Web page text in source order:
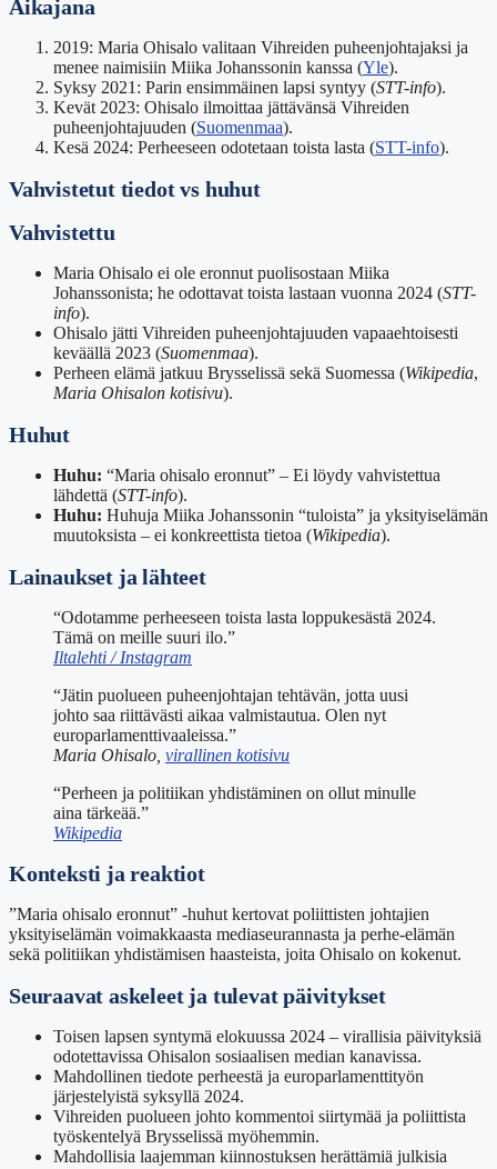
Aikajana
2019: Maria Ohisalo valitaan Vihreiden puheenjohtajaksi ja
menee naimisiin Miika Johanssonin kanssa (Yle).
Syksy 2021: Parin ensimmäinen lapsi syntyy (STT-info).
Kevät 2023: Ohisalo ilmoittaa jättävänsä Vihreiden
puheenjohtajuuden (Suomenmaa).
Kesä 2024: Perheeseen odotetaan toista lasta (STT-info).
Vahvistetut tiedot vs huhut
Vahvistettu
Maria Ohisalo ei ole eronnut puolisostaan Miika
Johanssonista; he odottavat toista lastaan vuonna 2024 (STT-
info).
Ohisalo jätti Vihreiden puheenjohtajuuden vapaaehtoisesti
keväällä 2023 (Suomenmaa).
Perheen elämä jatkuu Brysselissä sekä Suomessa (Wikipedia,
Maria Ohisalon kotisivu).
Huhut
Huhu: “Maria ohisalo eronnut” – Ei löydy vahvistettua
lähdettä (STT-info).
Huhu: Huhuja Miika Johanssonin “tuloista” ja yksityiselämän
muutoksista – ei konkreettista tietoa (Wikipedia).
Lainaukset ja lähteet
“Odotamme perheeseen toista lasta loppukesästä 2024.
Tämä on meille suuri ilo.”
Iltalehti / Instagram
“Jätin puolueen puheenjohtajan tehtävän, jotta uusi
johto saa riittävästi aikaa valmistautua. Olen nyt
europarlamenttivaaleissa.”
Maria Ohisalo, virallinen kotisivu
“Perheen ja politiikan yhdistäminen on ollut minulle
aina tärkeää.”
Wikipedia
Konteksti ja reaktiot
”Maria ohisalo eronnut” -huhut kertovat poliittisten johtajien
yksityiselämän voimakkaasta mediaseurannasta ja perhe-elämän
sekä politiikan yhdistämisen haasteista, joita Ohisalo on kokenut.
Seuraavat askeleet ja tulevat päivitykset
Toisen lapsen syntymä elokuussa 2024 – virallisia päivityksiä
odotettavissa Ohisalon sosiaalisen median kanavissa.
Mahdollinen tiedote perheestä ja europarlamenttityön
järjestelyistä syksyllä 2024.
Vihreiden puolueen johto kommentoi siirtymää ja poliittista
työskentelyä Brysselissä myöhemmin.
Mahdollisia laajemman kiinnostuksen herättämiä julkisia